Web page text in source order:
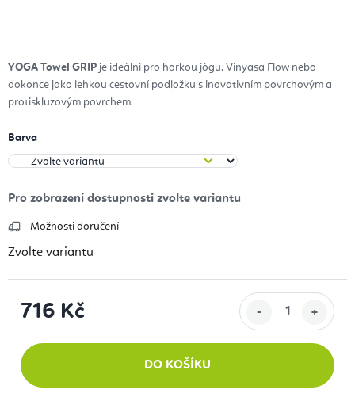
YOGA Towel GRIP je ideální pro horkou jógu, Vinyasa Flow nebo
dokonce jako lehkou cestovní podložku s inovativním povrchovým a
protiskluzovým povrchem.
Barva
Možnosti doručení
Zvolte variantu
716 Kč
DO KOŠÍKU